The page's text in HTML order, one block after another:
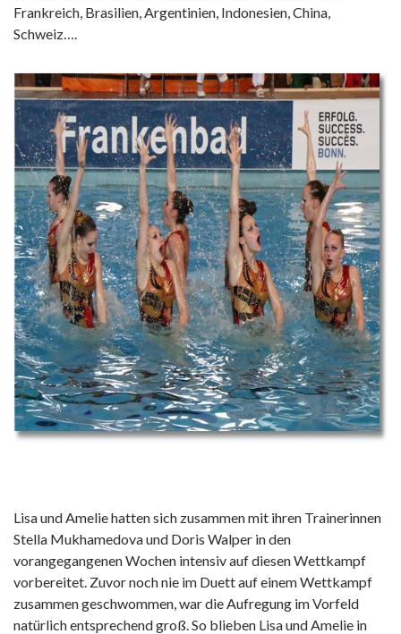
Frankreich, Brasilien, Argentinien, Indonesien, China,
Schweiz….
Lisa und Amelie hatten sich zusammen mit ihren Trainerinnen
Stella Mukhamedova und Doris Walper in den
vorangegangenen Wochen intensiv auf diesen Wettkampf
vorbereitet. Zuvor noch nie im Duett auf einem Wettkampf
zusammen geschwommen, war die Aufregung im Vorfeld
natürlich entsprechend groß. So blieben Lisa und Amelie in